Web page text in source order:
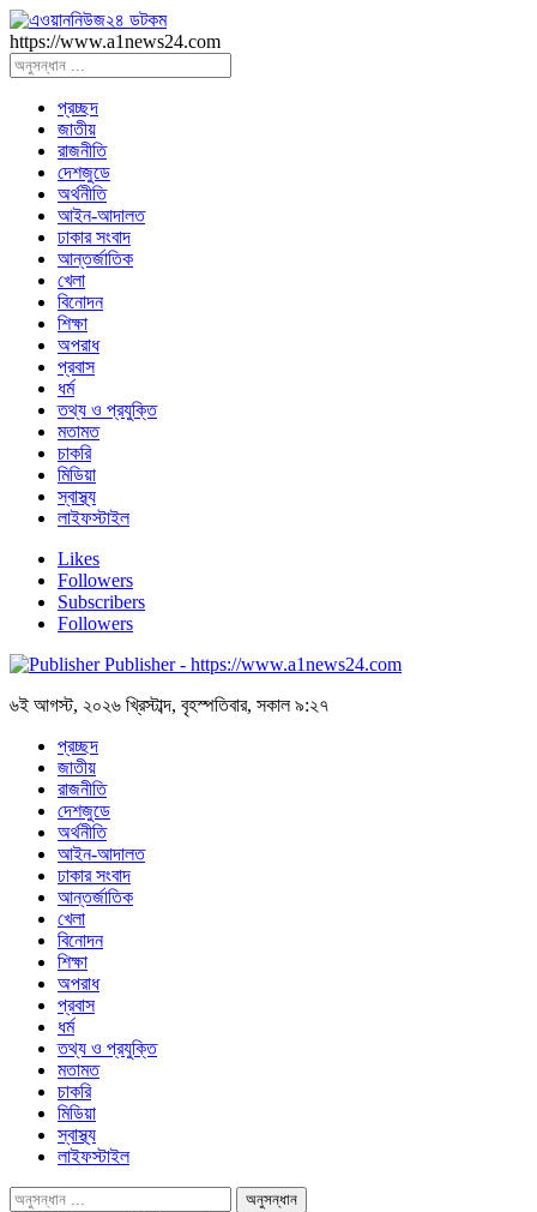
https://www.a1news24.com
প্রচ্ছদ
জাতীয়
রাজনীতি
দেশজুডে
অর্থনীতি
আইন-আদালত
ঢাকার সংবাদ
আন্তর্জাতিক
খেলা
বিনোদন
শিক্ষা
অপরাধ
প্রবাস
ধর্ম
তথ্য ও প্রযুক্তি
মতামত
চাকরি
মিডিয়া
স্বাস্থ্য
লাইফস্টাইল
Likes
Followers
Subscribers
Followers
Publisher - https://www.a1news24.com
৬ই আগস্ট, ২০২৬ খ্রিস্টাব্দ, বৃহস্পতিবার, সকাল ৯:২৭
প্রচ্ছদ
জাতীয়
রাজনীতি
দেশজুডে
অর্থনীতি
আইন-আদালত
ঢাকার সংবাদ
আন্তর্জাতিক
খেলা
বিনোদন
শিক্ষা
অপরাধ
প্রবাস
ধর্ম
তথ্য ও প্রযুক্তি
মতামত
চাকরি
মিডিয়া
স্বাস্থ্য
লাইফস্টাইল